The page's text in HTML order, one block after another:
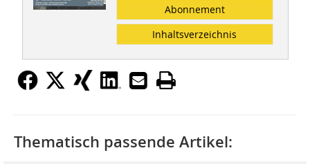
Abonnement
Inhaltsverzeichnis
Thematisch passende Artikel: